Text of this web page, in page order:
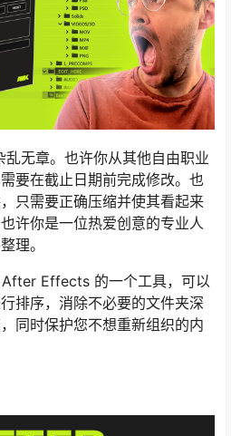
无章。也许你从其他自由职业
要在截止日期前完成修改。也
只需要正确压缩并使其看起来
许你是一位热爱创意的专业人
理。
Effects 的一个工具，可以
排序，消除不必要的文件夹深
同时保护您不想重新组织的内